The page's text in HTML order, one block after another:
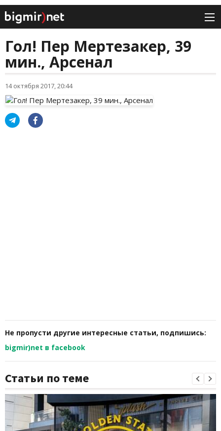
Гол! Пер Мертезакер, 39
мин., Арсенал
14 октября 2017, 20:44
Не пропусти другие интересные статьи, подпишись:
bigmir)net в facebook
Статьи по теме